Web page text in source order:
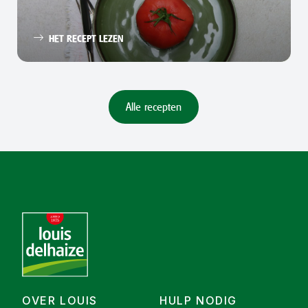
HET RECEPT LEZEN
Alle recepten
OVER LOUIS
HULP NODIG